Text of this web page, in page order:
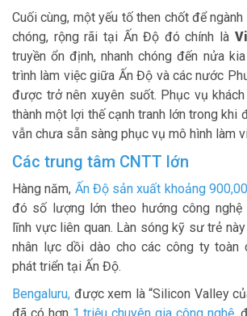
Cuối cùng, một yếu tố then chốt để ngành
chóng, rộng rãi tại Ấn Độ đó chính là
truyền ổn định, nhanh chóng đến nửa
trình làm việc giữa Ấn Độ và các nước
được trở nên xuyên suốt. Phục vụ
thành một lợi thế cạnh tranh lớn trong khi
vẫn chưa sẵn sàng phục vụ mô hình làm
Các trung tâm CNTT lớn
Hàng năm, Ấn Độ sản xuất khoảng
đó số lượng lớn theo hướng công nghệ
lĩnh vực liên quan. Làn sóng kỹ sư trẻ
nhân lực dồi dào cho các công ty toàn
phát triển tại Ấn Độ.
Bengaluru, được xem là “Silicon Valley